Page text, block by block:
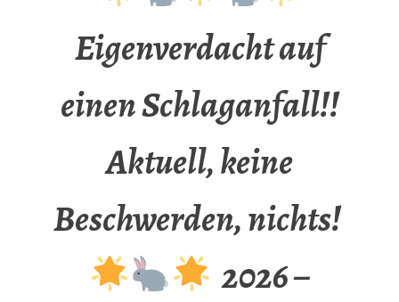
Eigenverdacht auf
einen Schlaganfall!!
Aktuell, keine
Beschwerden, nichts!
2026 –